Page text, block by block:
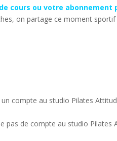
cours ou votre
on partage ce moment
compte au studio Pilates
pas de compte au studio Pilates